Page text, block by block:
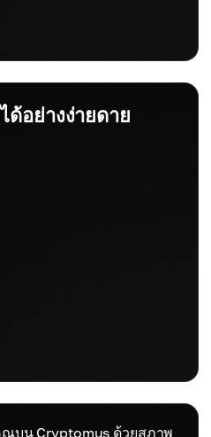
ด้อย่างง่ายดาย
บน Cryptomus ด้วยสภาพ